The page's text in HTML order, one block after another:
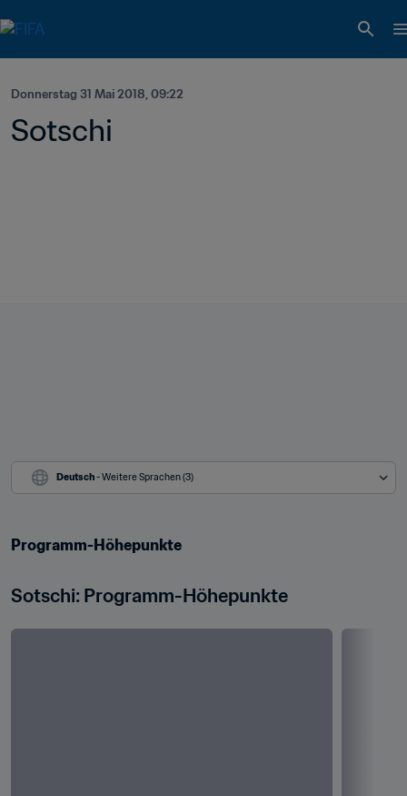
Donnerstag 31 Mai 2018, 09:22
Sotschi
Deutsch - Weitere Sprachen (3)
Programm-Höhepunkte
Sotschi: Programm-Höhepunkte